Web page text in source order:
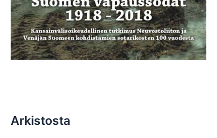
Arkistosta